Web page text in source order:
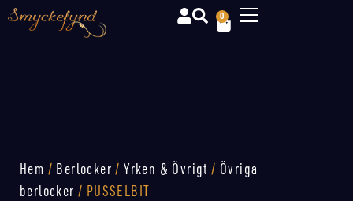
0
Hem / Berlocker /Yrken & Övrigt / Övriga
berlocker / PUSSELBIT